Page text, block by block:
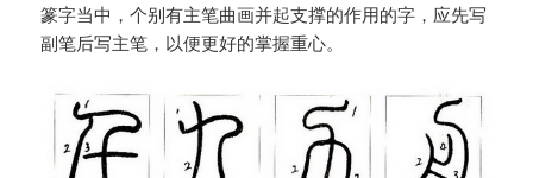
篆字当中，个别有主笔曲画并起支撑的作用的字，应先写
副笔后写主笔，以便更好的掌握重心。